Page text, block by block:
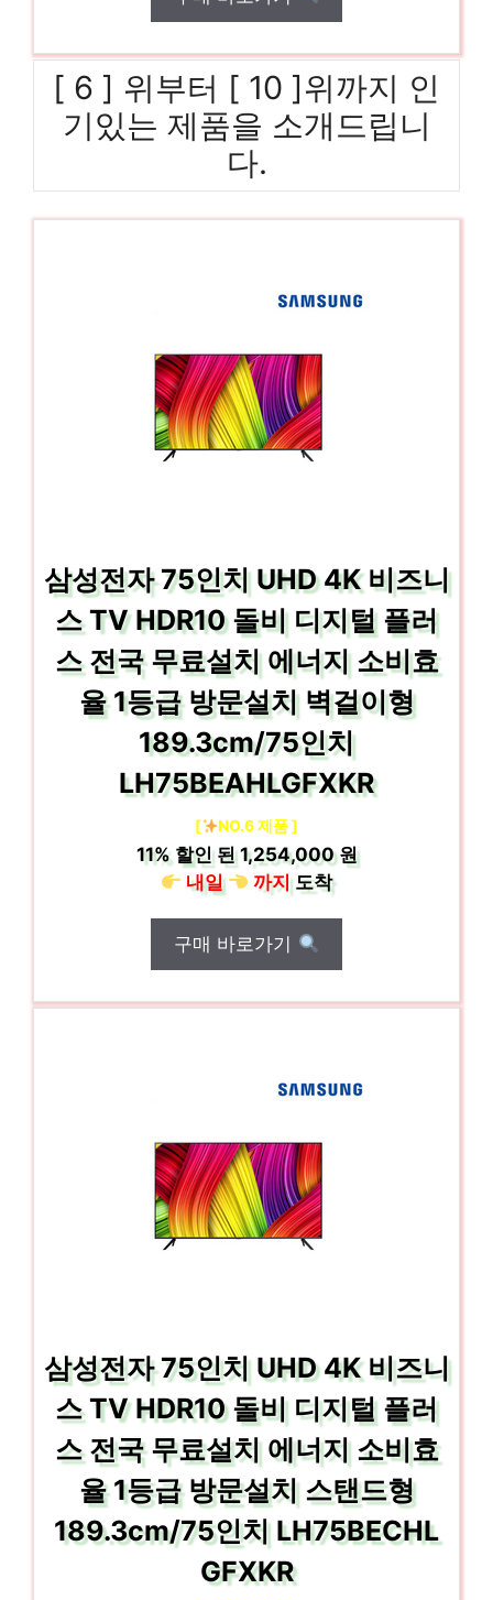
[ 6 ] 위부터 [ 10 ]위까지 인
기있는 제품을 소개드립니
다.
삼성전자 75인치 UHD 4K 비즈니
스 TV HDR10 돌비 디지털 플러
스 전국 무료설치 에너지 소비효
율 1등급 방문설치 벽걸이형
189.3cm/75인치
LH75BEAHLGFXKR
[ NO.6 제품 ]
11%할인 된1,254,000 원
내일
까지도착
구매 바로가기
삼성전자 75인치 UHD 4K 비즈니
스 TV HDR10 돌비 디지털 플러
스 전국 무료설치 에너지 소비효
율 1등급 방문설치 스탠드형
189.3cm/75인치 LH75BECHL
GFXKR